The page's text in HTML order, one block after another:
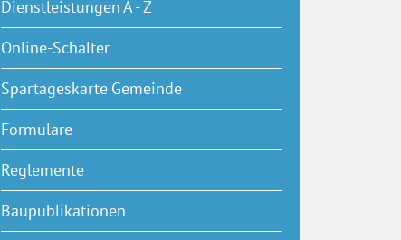
Dienstleistungen A - Z
Online-Schalter
Spartageskarte Gemeinde
Formulare
Reglemente
Baupublikationen